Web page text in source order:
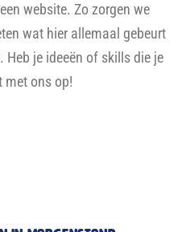
website. Zo zorgen we
wat hier allemaal gebeurt
Heb je ideeën of skills die je
met ons op!